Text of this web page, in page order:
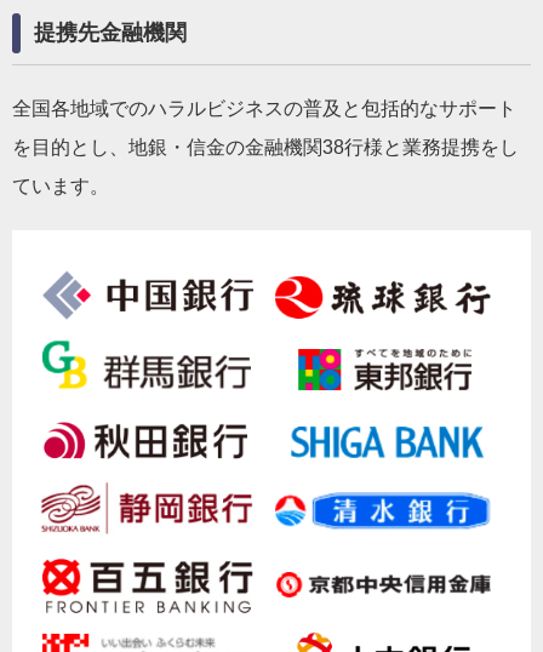
提携先金融機関
全国各地域でのハラルビジネスの普及と包括的なサポート
を目的とし、地銀・信金の金融機関38行様と業務提携をし
ています。